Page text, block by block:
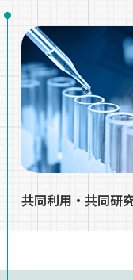
教育・キャリア
ニュース・イベント
採用情報
共同利⽤・共同研